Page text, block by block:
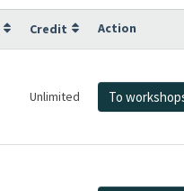
Credit Action
Unlimited To